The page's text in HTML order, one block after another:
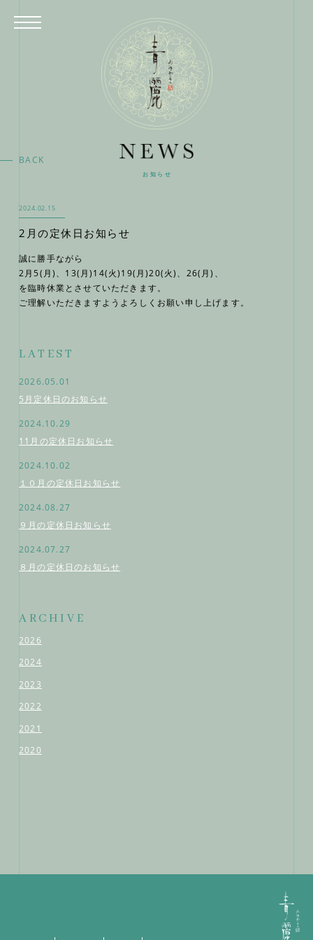
BACK
お知らせ
2024.02.15
2月の定休日お知らせ
誠に勝手ながら
2月5(月)、13(月)14(火)19(月)20(火)、26(月)、
を臨時休業とさせていただきます。
ご理解いただきますようよろしくお願い申し上げます。
LATEST
2026.05.01
5月定休日のお知らせ
2024.10.29
11月の定休日お知らせ
2024.10.02
１０月の定休日お知らせ
2024.08.27
９月の定休日お知らせ
2024.07.27
８月の定休日のお知らせ
ARCHIVE
2026
2024
2023
2022
2021
2020